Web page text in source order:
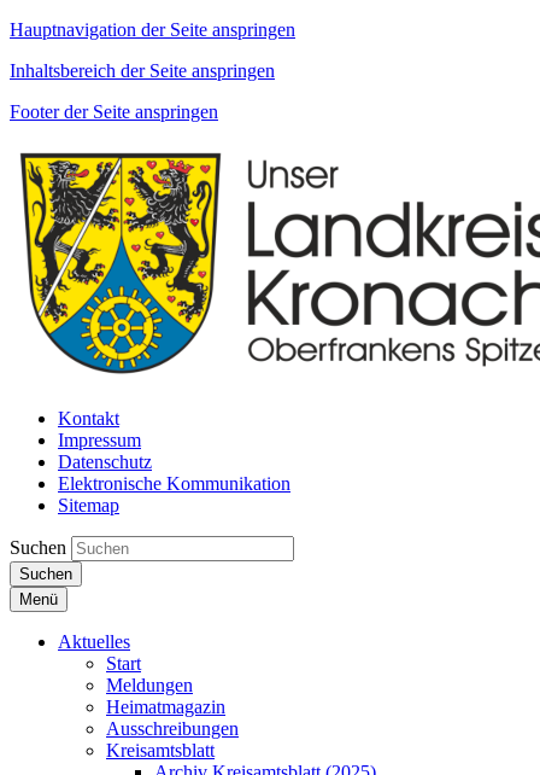
Hauptnavigation der Seite anspringen
Inhaltsbereich der Seite anspringen
Footer der Seite anspringen
Kontakt
Impressum
Datenschutz
Elektronische Kommunikation
Sitemap
Suchen
Suchen
Menü
Aktuelles
Start
Meldungen
Heimatmagazin
Ausschreibungen
Kreisamtsblatt